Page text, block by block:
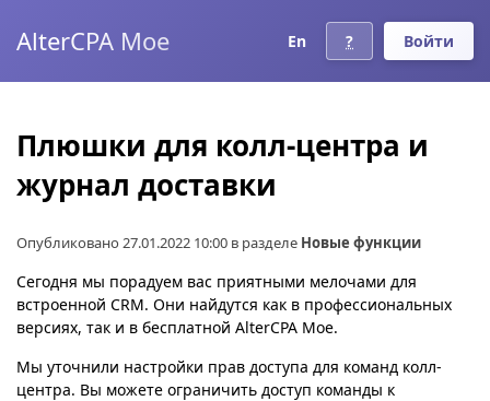
Войти
?
En
AlterCPA Moe
Плюшки для колл-центра и
журнал доставки
Опубликовано 27.01.2022 10:00 в разделе Новые функции
Сегодня мы порадуем вас приятными мелочами для
встроенной CRM. Они найдутся как в профессиональных
версиях, так и в бесплатной AlterCPA Moe.
Мы уточнили настройки прав доступа для команд колл-
центра. Вы можете ограничить доступ команды к